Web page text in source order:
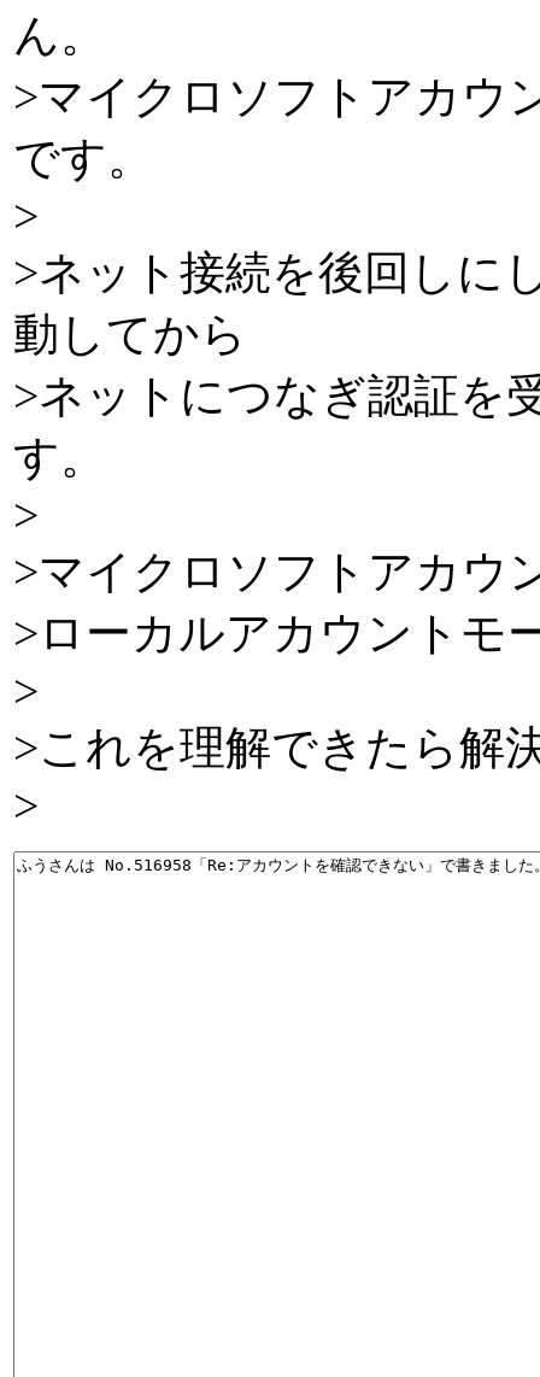
ん。
>マイクロソフトアカウ
です。
>
>ネット接続を後回し
動してから
>ネットにつなぎ認証を
す。
>
>マイクロソフトアカウ
>ローカルアカウントモ
>
>これを理解できたら解
>